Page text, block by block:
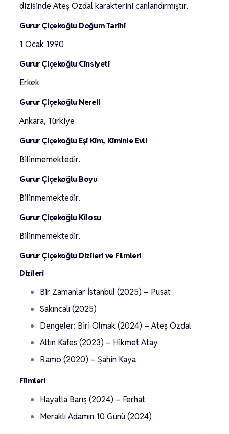
dizisinde Ateş Özdal karakterini canlandırmıştır.
Gurur Çiçekoğlu Doğum Tarihi
1 Ocak 1990
Gurur Çiçekoğlu Cinsiyeti
Erkek
Gurur Çiçekoğlu Nereli
Ankara, Türkiye
Gurur Çiçekoğlu Eşi Kim, Kiminle Evli
Bilinmemektedir.
Gurur Çiçekoğlu Boyu
Bilinmemektedir.
Gurur Çiçekoğlu Kilosu
Bilinmemektedir.
Gurur Çiçekoğlu Dizileri ve Filmleri
Dizileri
Bir Zamanlar İstanbul (2025) – Pusat
Sakıncalı (2025)
Dengeler: Biri Olmak (2024) – Ateş Özdal
Altın Kafes (2023) – Hikmet Atay
Ramo (2020) – Şahin Kaya
Filmleri
Hayatla Barış (2024) – Ferhat
Meraklı Adamın 10 Günü (2024)